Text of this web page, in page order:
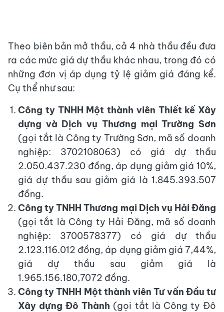
Theo biên bản mở thầu, cả 4 nhà thầu đều đưa
ra các mức giá dự thầu khác nhau, trong đó có
những đơn vị áp dụng tỷ lệ giảm giá đáng kể.
Cụ thể như sau:
Công ty TNHH Một thành viên Thiết kế Xây
dựng và Dịch vụ Thương mại Trường Sơn
(gọi tắt là Công ty Trường Sơn, mã số doanh
nghiệp: 3702108063) có giá dự thầu
2.050.437.230 đồng, áp dụng giảm giá 10%,
giá dự thầu sau giảm giá là 1.845.393.507
đồng.
Công ty TNHH Thương mại Dịch vụ Hải Đăng
(gọi tắt là Công ty Hải Đăng, mã số doanh
nghiệp: 3700578377) có giá dự thầu
2.123.116.012 đồng, áp dụng giảm giá 7,44%,
giá dự thầu sau giảm giá là
1.965.156.180,7072 đồng.
Công ty TNHH Một thành viên Tư vấn Đầu tư
Xây dựng Đô Thành (gọi tắt là Công ty Đô